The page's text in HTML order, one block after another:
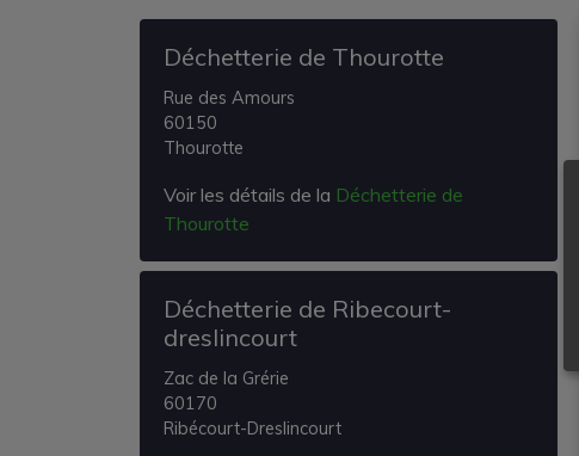
Déchetterie de Thourotte
Rue des Amours
60150
Thourotte
Voir les détails de la Déchetterie de
Thourotte
Déchetterie de Ribecourt-
dreslincourt
Zac de la Grérie
60170
Ribécourt-Dreslincourt